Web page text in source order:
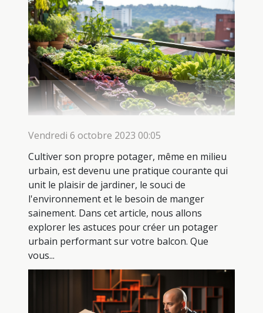
Vendredi 6 octobre 2023 00:05
Cultiver son propre potager, même en milieu
urbain, est devenu une pratique courante qui
unit le plaisir de jardiner, le souci de
l'environnement et le besoin de manger
sainement. Dans cet article, nous allons
explorer les astuces pour créer un potager
urbain performant sur votre balcon. Que
vous...